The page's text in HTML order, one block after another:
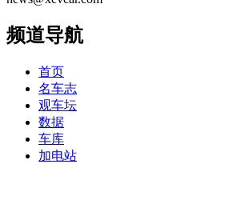
频道导航
首页
名车志
观车坛
数据
车库
加电站